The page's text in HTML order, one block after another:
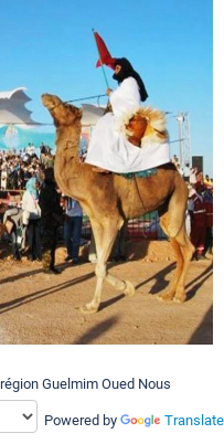
Guelmim Oued Nous
Powered by Translate